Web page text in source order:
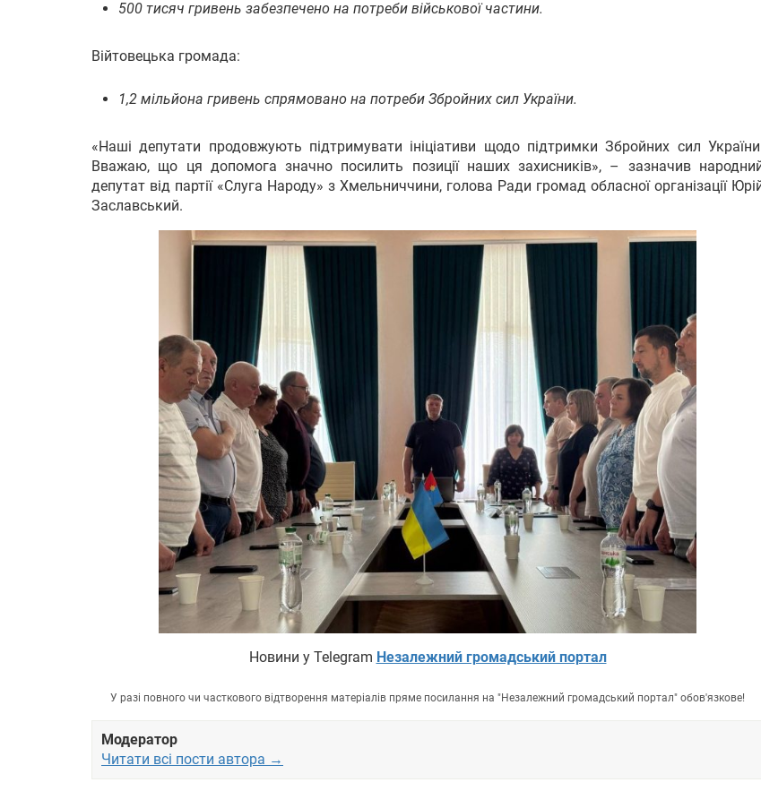
500 тисяч гривень забезпечено на потреби військової частини.
Війтовецька громада:
1,2 мільйона гривень спрямовано на потреби Збройних сил України.
«Наші депутати продовжують підтримувати ініціативи щодо підтримки Збройних сил
Вважаю, що ця допомога значно посилить позиції наших захисників», – зазначив
депутат від партії «Слуга Народу» з Хмельниччини, голова Ради громад обласної організації
Заславський.
Новини у Telegram Незалежний громадський портал
У разі повного чи часткового відтворення матеріалів пряме посилання на "Незалежний громадський портал" обов'язкове!
Модератор
Читати всі пости автора →